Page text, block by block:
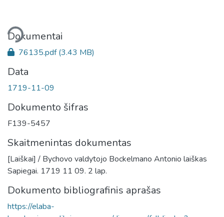
Dokumentai
76135.pdf(3.43 MB)
Data
1719-11-09
Dokumento šifras
F139-5457
Skaitmenintas dokumentas
[Laiškai] / Bychovo valdytojo Bockelmano Antonio laiškas
Sapiegai. 1719 11 09. 2 lap.
Dokumento bibliografinis aprašas
https://elaba-